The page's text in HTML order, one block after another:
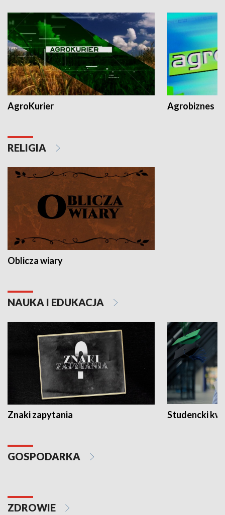
AgroKurier Agrobiznes
RELIGIA
Oblicza wiary
NAUKA I EDUKACJA
Znaki zapytania Studencki
GOSPODARKA
ZDROWIE